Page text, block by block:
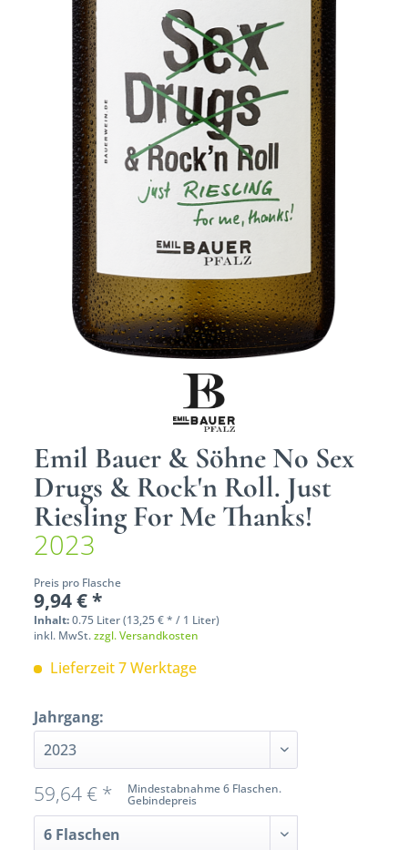
Emil Bauer & Söhne No Sex
Drugs & Rock'n Roll. Just
Riesling For Me Thanks!
2023
Preis pro Flasche
9,94 € *
Inhalt:0.75 Liter (13,25 € * / 1 Liter)
inkl. MwSt.zzgl. Versandkosten
Lieferzeit 7 Werktage
Jahrgang:
Mindestabnahme 6 Flaschen.
Gebindepreis
59,64 € *